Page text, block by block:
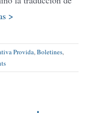
>
Provida, Boletines,